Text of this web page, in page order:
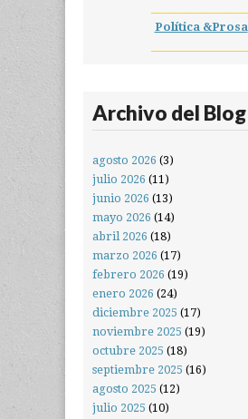
Política &Prosa
Archivo del Blog
agosto 2026 (3)
julio 2026 (11)
junio 2026 (13)
mayo 2026 (14)
abril 2026 (18)
marzo 2026 (17)
febrero 2026 (19)
enero 2026 (24)
diciembre 2025 (17)
noviembre 2025 (19)
octubre 2025 (18)
septiembre 2025 (16)
agosto 2025 (12)
julio 2025 (10)